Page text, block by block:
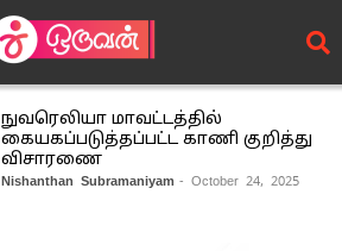
நுவரெலியா மாவட்டத்தில்
கையகப்படுத்தப்பட்ட காணி குறித்து
விசாரணை
Nishanthan Subramaniyam - October 24, 2025